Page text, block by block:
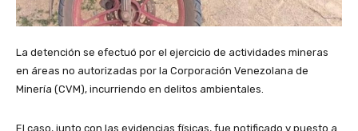
​La detención se efectuó por el ejercicio de actividades mineras
en áreas no autorizadas por la Corporación Venezolana de
Minería (CVM), incurriendo en delitos ambientales.
El caso, junto con las evidencias físicas, fue notificado y puesto a